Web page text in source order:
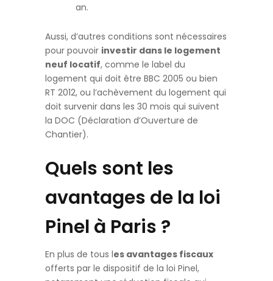
an.
Aussi, d’autres conditions sont nécessaires
pour pouvoir investir dans le logement
neuf locatif, comme le label du
logement qui doit être BBC 2005 ou bien
RT 2012, ou l’achèvement du logement qui
doit survenir dans les 30 mois qui suivent
la DOC (Déclaration d’Ouverture de
Chantier).
Quels sont les
avantages de la loi
Pinel à Paris ?
En plus de tous les avantages fiscaux
offerts par le dispositif de la loi Pinel,